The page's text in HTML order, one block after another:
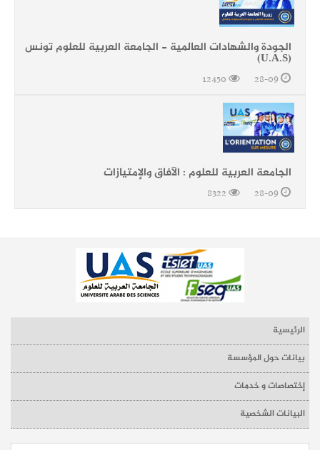
الجودة والشهادات العالمية - الجامعة العربية للعلوم تونس
(U.A.S)
الجامعة العربية للعلوم : الآفاق والإمتيازات
الرئيسية
بيانات حول المؤسسة
إختصاصات و خدمات
البيانات الشخصية